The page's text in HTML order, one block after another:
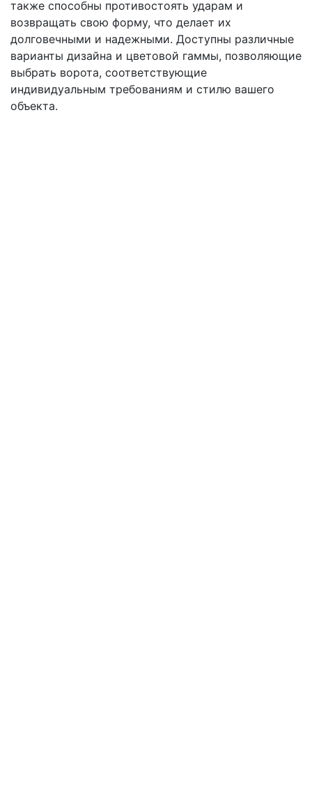
также способны противостоять ударам и
возвращать свою форму, что делает их
долговечными и надежными. Доступны различные
варианты дизайна и цветовой гаммы, позволяющие
выбрать ворота, соответствующие
индивидуальным требованиям и стилю вашего
объекта.